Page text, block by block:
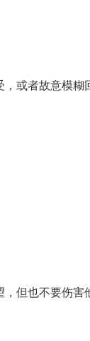
，或者故意模糊
但也不要伤害